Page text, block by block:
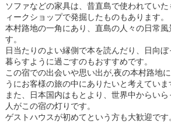
ソファなどの家具は、昔直島で使われてい
ィークショップで発掘したものもあります。
本村路地の一角にあり、直島の人々の日常風
す。
日当たりのよい縁側で本を読んだり、日向
暮らすように過ごすのもおすすめです。
この宿での出会いや思い出が,夜の本村路地
うにお客様の旅の中にありたいと考えていま
また、日本国内はもとより、世界中からい
人がこの宿の灯りです。
ゲストハウスが初めてという方も大歓迎です